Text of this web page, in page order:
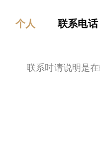
个人 联系电话
联系时请说明是